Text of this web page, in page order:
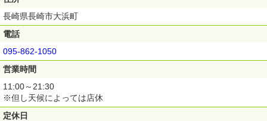
長崎県長崎市大浜町
電話
095-862-1050
営業時間
11:00～21:30
※但し天候によっては店休
定休日